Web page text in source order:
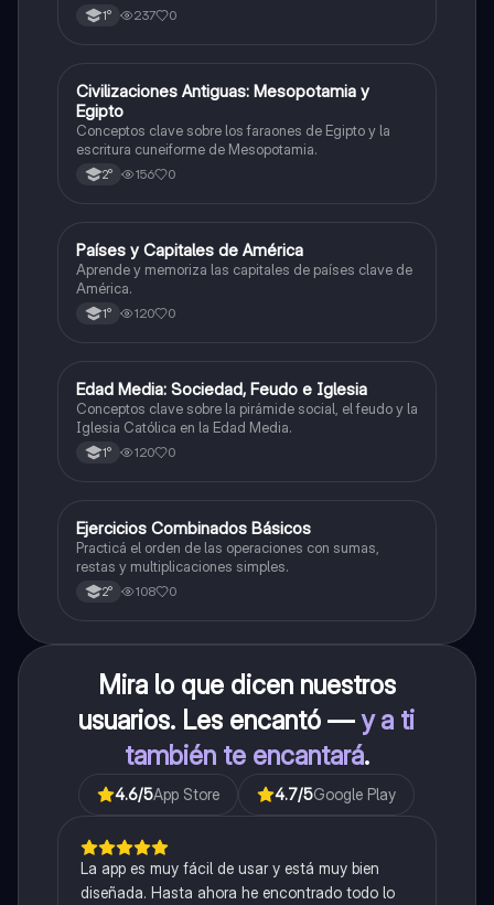
1° 237 0
CHistoria
Civilizaciones Antiguas: Mesopotamia y
Egipto
Conceptos clave sobre los faraones de Egipto y la
escritura cuneiforme de Mesopotamia.
2° 156 0
PGeografía
Países y Capitales de América
Aprende y memoriza las capitales de países clave de
América.
1° 120 0
EHistoria
Edad Media: Sociedad, Feudo e Iglesia
Conceptos clave sobre la pirámide social, el feudo y la
Iglesia Católica en la Edad Media.
1° 120 0
EMatemáticas
Ejercicios Combinados Básicos
Practicá el orden de las operaciones con sumas,
restas y multiplicaciones simples.
2° 108 0
Mira lo que dicen nuestros
usuarios. Les encantó —y a ti
también te encantará.
4.6/5App Store 4.7/5Google Play
La app es muy fácil de usar y está muy bien
diseñada. Hasta ahora he encontrado todo lo